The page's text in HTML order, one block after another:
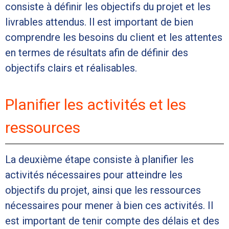
consiste à définir les objectifs du projet et les
livrables attendus. Il est important de bien
comprendre les besoins du client et les attentes
en termes de résultats afin de définir des
objectifs clairs et réalisables.
Planifier les activités et les
ressources
La deuxième étape consiste à planifier les
activités nécessaires pour atteindre les
objectifs du projet, ainsi que les ressources
nécessaires pour mener à bien ces activités. Il
est important de tenir compte des délais et des